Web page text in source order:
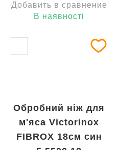
Добавить в сравнение
В наявності
Обробний ніж для
м'яса Victorinox
FIBROX 18см син